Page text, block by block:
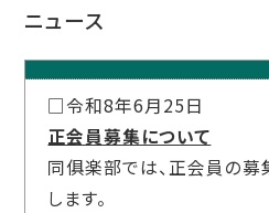
ニュース
□令和8年6月25日
正会員募集について
同俱楽部では、正会員の
します。